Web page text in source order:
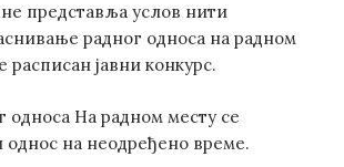
не представља услов нити
радног односа на радном
расписан јавни конкурс.
односа На радном месту се
однос на неодређено време.